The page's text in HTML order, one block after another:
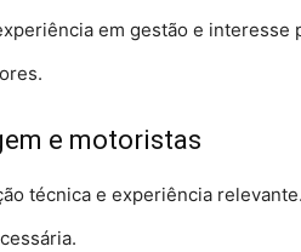
em gestão e interesse
e motoristas
técnica e experiência relevante.